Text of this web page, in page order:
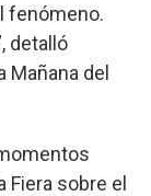
fenómeno.
detalló
Mañana del
Fiera sobre el